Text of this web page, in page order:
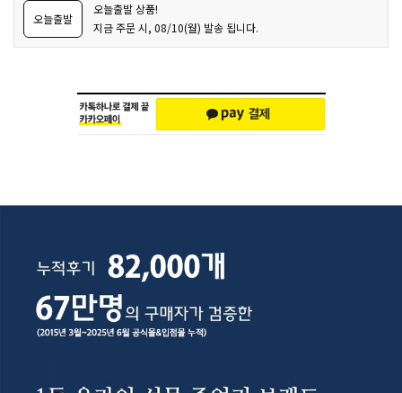
오늘출발
오늘출발 상품!
지금 주문 시, 08/10(월) 발송 됩니다.